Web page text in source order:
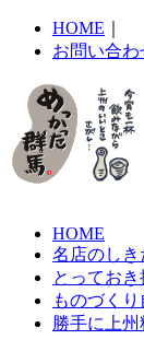
HOME
お問い合わ
HOME
名店のしき
とっておき
ものづくり
勝手に上州